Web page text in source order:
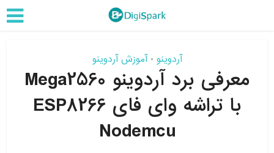
آردوینو • آموزش آردوینو
معرفی برد آردوینو Mega2560
با تراشه وای فای ESP8266
Nodemcu